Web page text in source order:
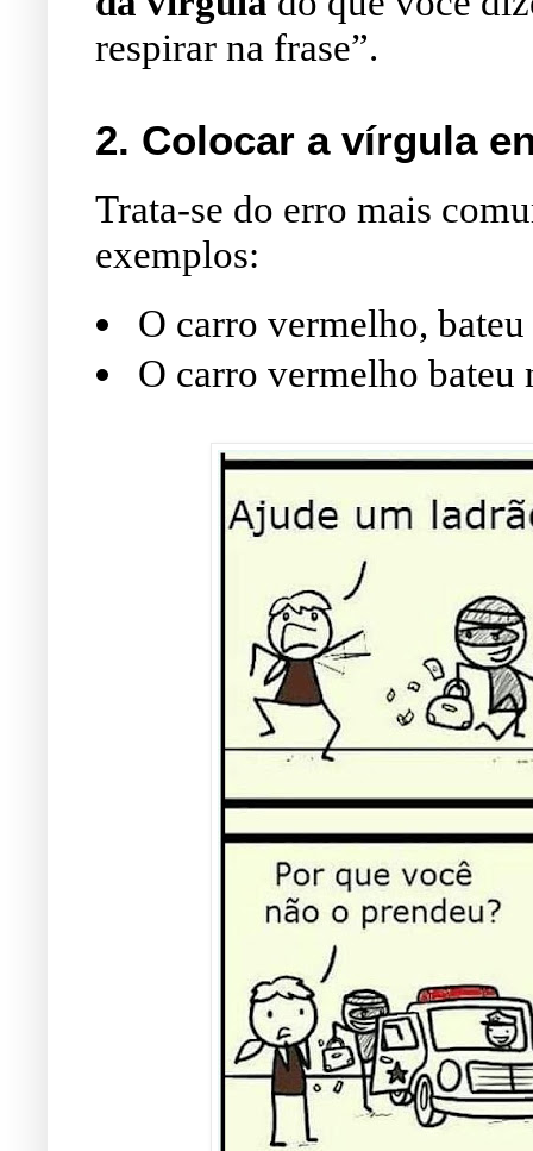
respirar na frase”.
2. Colocar a vírgula
Trata-se do erro mais
exemplos:
O carro vermelho,
O carro vermelho bateu